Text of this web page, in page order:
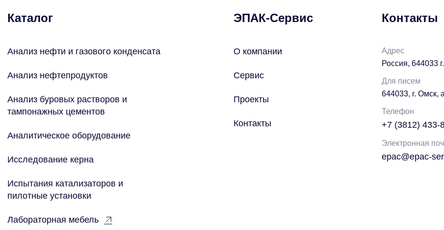
Каталог
Анализ нефти и газового конденсата
Анализ нефтепродуктов
Анализ буровых растворов и
тампонажных цементов
Аналитическое оборудование
Исследование керна
Испытания катализаторов и
пилотные установки
Лабораторная мебель
ЭПАК-Сервис
О компании
Сервис
Проекты
Контакты
Контакты
Адрес
Россия, 644033
Для писем
644033, г. Омск,
Телефон
+7 (3812) 433-
Электронная
epac@epac-